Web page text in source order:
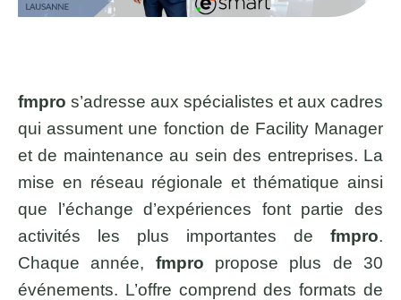
fmpro s’adresse aux spécialistes et aux cadres
qui assument une fonction de Facility Manager
et de maintenance au sein des entreprises. La
mise en réseau régionale et thématique ainsi
que l’échange d’expériences font partie des
activités les plus importantes de fmpro.
Chaque année, fmpro propose plus de 30
événements. L’offre comprend des formats de